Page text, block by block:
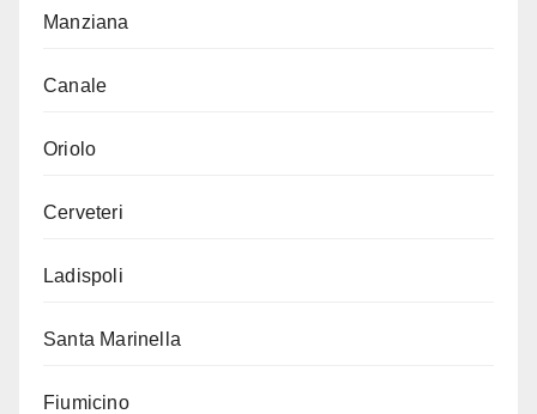
Manziana
Canale
Oriolo
Cerveteri
Ladispoli
Santa Marinella
Fiumicino